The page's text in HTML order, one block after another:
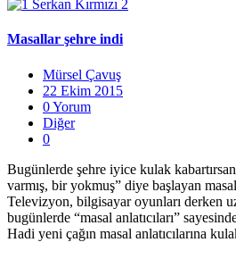
Masallar şehre indi
Mürsel Çavuş
22 Ekim 2015
0 Yorum
Diğer
0
Bugünlerde şehre iyice kulak
varmış, bir yokmuş” diye başlayan
Televizyon, bilgisayar oyunları derken
bugünlerde “masal anlatıcıları”
Hadi yeni çağın masal anlatıcılarına